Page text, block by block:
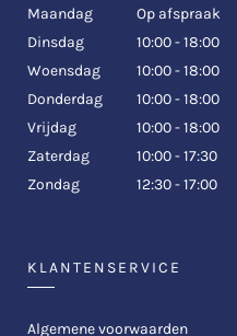
Maandag
Op afspraak
Dinsdag
10:00 - 18:00
Woensdag
10:00 - 18:00
Donderdag
10:00 - 18:00
Vrijdag
10:00 - 18:00
Zaterdag
10:00 - 17:30
Zondag
12:30 - 17:00
KLANTENSERVICE
Algemene voorwaarden